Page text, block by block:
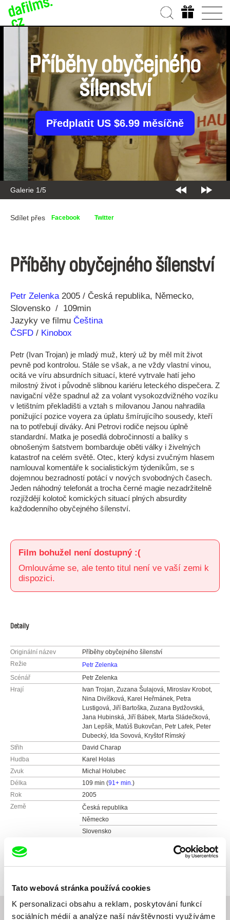
Tato webová stránka používá cookies
K personalizaci obsahu a reklam, poskytování funkcí
sociálních médií a analýze naší návštěvnosti využíváme
Galerie 2/5
Příběhy obyčejného
šílenství
Předplatit US $6.99 měsíčně
Sdílet přes Facebook Twitter
Příběhy obyčejného šílenství
Režie
Petr Zelenka
Rok 2005 Česká republika Německo
Slovensko
109min
Jazyky ve filmu Čeština
ČSFD / Kinobox
Petr (Ivan Trojan) je mladý muž, který už by měl mít život
pevně pod kontrolou. Stále se však, a ne vždy vlastní vinou,
ocitá ve víru absurdních situací, které vytrvale hatí jeho
milostný život i původně slibnou kariéru leteckého dispečera. Z
navigační věže spadnul až za volant vysokozdvižného vozíku
v letištním překladišti a vztah s milovanou Janou nahradila
ponižující pozice voyera za úplatu šmírujícího sousedy, kteří
na to potřebují diváky. Ani Petrovi rodiče nejsou úplně
standardní. Matka je posedlá dobročinností a balíky s
obnošeným šatstvem bombarduje oběti války i živelných
katastrof na celém světě. Otec, který kdysi zvučným hlasem
namlouval komentáře k socialistickým týdeníkům, se s
dojemnou bezradností potácí v nových svobodných časech.
Jeden náhodný telefonát a trocha černé magie nezadržitelně
rozjíždějí kolotoč komických situací plných absurdity
každodenního obyčejného šílenství.
Film bohužel není dostupný :(
Omlouváme se, ale tento titul není ve vaší zemi k
dispozici.
Detaily
Originální název
Příběhy obyčejného šílenství
Režie
Petr Zelenka
Scénář
Petr Zelenka
Hrají
Ivan Trojan, Zuzana Šulajová, Miroslav Krobot,
Nina Divíšková, Karel Heřmánek, Petra
Lustigová, Jiří Bartoška, Zuzana Bydžovská,
Jana Hubinská, Jiří Bábek, Marta Sládečková,
Jan Lepšík, Matúš Bukovčan, Petr Lafek, Peter
Dubecký, Ida Sovová, Kryštof Rímský
Střih
David Charap
Hudba
Karel Holas
Zvuk
Michal Holubec
Délka
109 min (91+ min.)
Rok
2005
Země
Česká republika
Německo
Slovensko
Produkce
Česká republika
web:http://www.negativ.cz/cz/
tel: (+420) 224933755